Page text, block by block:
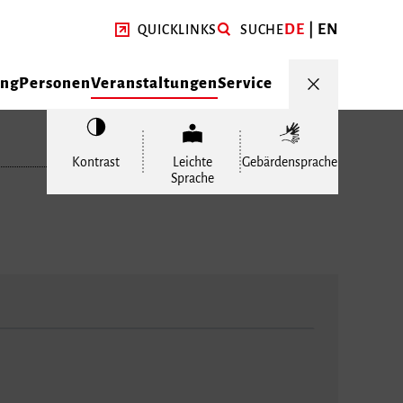
QUICKLINKS SUCHEDE EN
PersonenVeranstaltungenService
Kontrast
Leichte
Sprache
Gebärdensprache